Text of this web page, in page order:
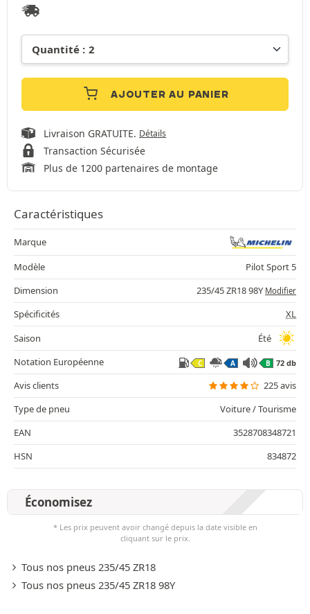
AJOUTER AU PANIER
Livraison GRATUITE. Détails
Transaction Sécurisée
Plus de 1200 partenaires de montage
Caractéristiques
Marque
Modèle
Pilot Sport 5
Dimension
235/45 ZR18 98Y Modifier
Spécificités
XL
Saison
Été
Notation Européenne
C A B 72 db
Avis clients
225 avis
Type de pneu
Voiture / Tourisme
EAN
3528708348721
HSN
834872
Économisez
* Les prix peuvent avoir changé depuis la date visible en
cliquant sur le prix.
Tous nos pneus 235/45 ZR18
Tous nos pneus 235/45 ZR18 98Y